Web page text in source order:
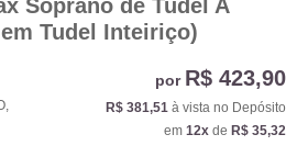
Soprano de Tudel A
Tudel Inteiriço)
por R$ 423,90
R$ 381,51 à vista no Depósito
em 12x de R$ 35,32